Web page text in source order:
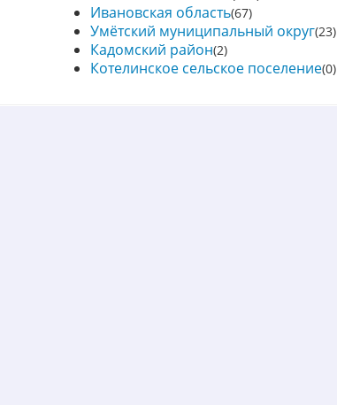
Ивановская область(67)
Умётский муниципальный округ(23)
Кадомский район(2)
Котелинское сельское поселение(0)